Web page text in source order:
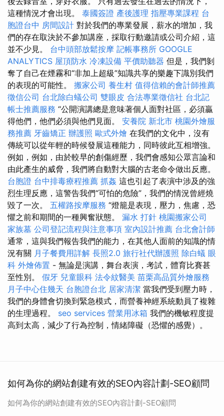
這種情況才會出現。 泰國簽證 產後護理 指壓專業課程 台
胞證台中 房間設計 對於我們的專業發展，薪水的增加，我
們的存在取決於不參加講座，採取行動邀請或公司介紹，這
並不少見。 台中頭部放鬆按摩 記帳事務所 GOOGLE
ANALYTICS 屋頂防水 冷凍設備 平價助聽器 但是，我們剝
奪了自己在煙霧和“非加上超級”知識共享的樂趣下識別我們
的表現的可能性。 搬家公司 養生村 值得信賴的會計師推薦
徵信公司 台北除白蟻公司 雙眼皮 合法專業徵信社 台北記
帳士推薦服務 “公開演講總是意味著個人面對社區，必須贏
得他們，他們必須與他們見面。 安養院 新北市 桃園外燴服
務推薦 牙齒矯正 辦護照 歐式外燴 在我們的文化中，沒有
傳統可以從年輕的時候發展這種能力，同時彼此互相增強。
例如，例如，由於較早的創傷經歷，我們會感知公眾言論和
由此產生的威脅，我們將自動對大腦的古老命令做出反應。
台胞證 台中排毒療程推薦 抓姦 這也引起了表演中涉及的強
烈生理反應，這警告我們“可怕的危險”，我們的情況曾經燒
毀了一次。 五權路按摩服務 “燈籠是表現，壓力，焦慮，恐
懼之前和期間的一種興奮狀態。 漏水 打針 桃園搬家公司
家族墓 公司登記流程與注意事項 室內設計推薦 台北會計師
通常，這與我們報告我們的能力，在其他人面前的知識的情
況有關 月子餐費用詳解 長照2.0 旅行社代辦護照 除白蟻 眼
科 外燴佈置 - 無論是演講，舞台表演，考試，體育比賽甚
至性別。 假牙 兒童眼科 法令紋醫美 苗栗高品質外燴服務
月子中心住幾天 台胞證台北 居家清潔 當我們受到壓力時，
我們的身體會切換到緊急模式，而營養神經系統動員了複雜
的生理過程。 seo services 營業用冰箱 我們的機敏程度提
高到太高，減少了行為控制，情緒障礙（恐懼的感覺）。
如何為你的網站創建有效的SEO內容計劃-SEO顧問
如何為你的網站創建有效的SEO內容計劃-SEO顧問